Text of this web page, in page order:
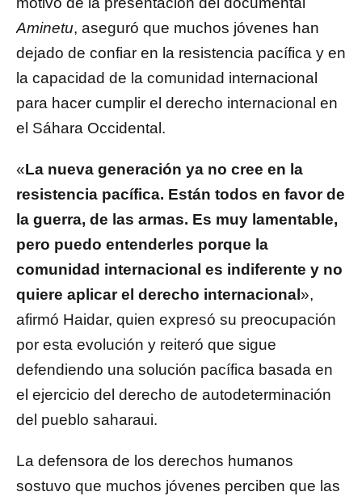
Aminetu, aseguró que muchos jóvenes han
dejado de confiar en la resistencia pacífica y en
la capacidad de la comunidad internacional
para hacer cumplir el derecho internacional en
el Sáhara Occidental.
«La nueva generación ya no cree en la
resistencia pacífica. Están todos en favor de
la guerra, de las armas. Es muy lamentable,
pero puedo entenderles porque la
comunidad internacional es indiferente y no
quiere aplicar el derecho internacional »,
afirmó Haidar, quien expresó su preocupación
por esta evolución y reiteró que sigue
defendiendo una solución pacífica basada en
el ejercicio del derecho de autodeterminación
del pueblo saharaui.
La defensora de los derechos humanos
sostuvo que muchos jóvenes perciben que las